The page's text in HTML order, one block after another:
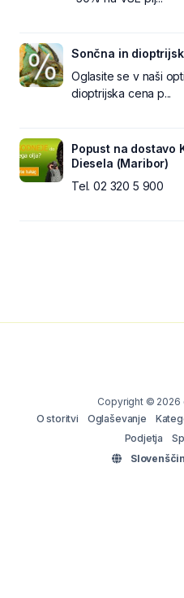
Sončna in
Oglasite se v naši
dioptrijska cena p...
Popust na dostavo
Diesela (Maribor)
Tel. 02 320 5 900
Copyright © 2026
O storitvi
Oglaševanje
Podjetja